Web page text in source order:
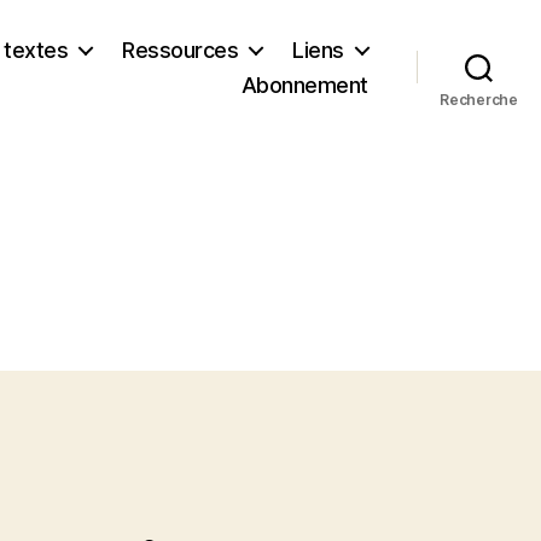
textes Ressources
Liens
Abonnement
Recherche